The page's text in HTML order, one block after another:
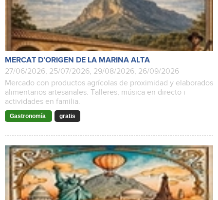
MERCAT D’ORIGEN DE LA MARINA ALTA
27/06/2026, 25/07/2026, 29/08/2026, 26/09/2026
Mercado con productos agrícolas de proximidad y elaborados
alimentarios artesanales. Talleres, música en directo i
actividades en familia.
Gastronomía gratis